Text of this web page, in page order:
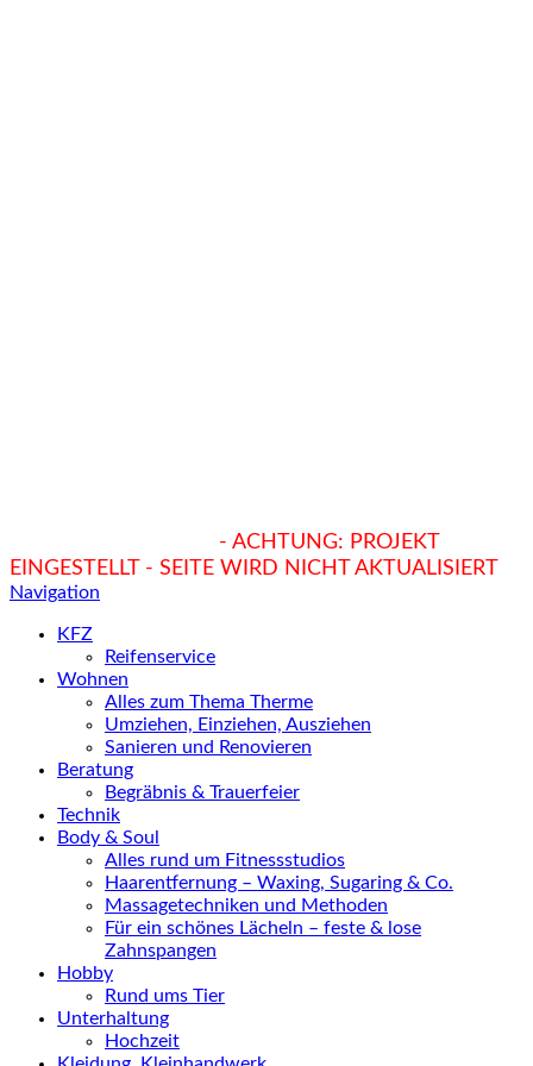
- ACHTUNG: PROJEKT
EINGESTELLT - SEITE WIRD NICHT AKTUALISIERT
Navigation
KFZ
Reifenservice
Wohnen
Alles zum Thema Therme
Umziehen, Einziehen, Ausziehen
Sanieren und Renovieren
Beratung
Begräbnis & Trauerfeier
Technik
Body & Soul
Alles rund um Fitnessstudios
Haarentfernung – Waxing, Sugaring & Co.
Massagetechniken und Methoden
Für ein schönes Lächeln – feste & lose
Zahnspangen
Hobby
Rund ums Tier
Unterhaltung
Hochzeit